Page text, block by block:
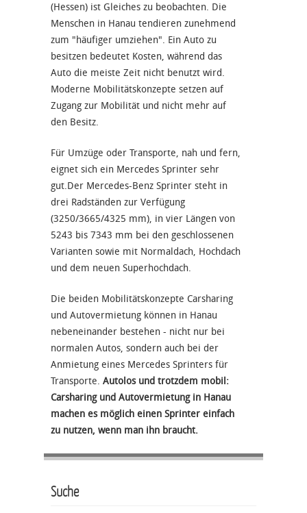
(Hessen) ist Gleiches zu beobachten. Die
Menschen in Hanau tendieren zunehmend
zum "häufiger umziehen". Ein Auto zu
besitzen bedeutet Kosten, während das
Auto die meiste Zeit nicht benutzt wird.
Moderne Mobilitätskonzepte setzen auf
Zugang zur Mobilität und nicht mehr auf
den Besitz.
Für Umzüge oder Transporte, nah und fern,
eignet sich ein Mercedes Sprinter sehr
gut.Der Mercedes-Benz Sprinter steht in
drei Radständen zur Verfügung
(3250/3665/4325 mm), in vier Längen von
5243 bis 7343 mm bei den geschlossenen
Varianten sowie mit Normaldach, Hochdach
und dem neuen Superhochdach.
Die beiden Mobilitätskonzepte Carsharing
und Autovermietung können in Hanau
nebeneinander bestehen - nicht nur bei
normalen Autos, sondern auch bei der
Anmietung eines Mercedes Sprinters für
Transporte. Autolos und trotzdem mobil:
Carsharing und Autovermietung in Hanau
machen es möglich einen Sprinter einfach
zu nutzen, wenn man ihn braucht.
Suche